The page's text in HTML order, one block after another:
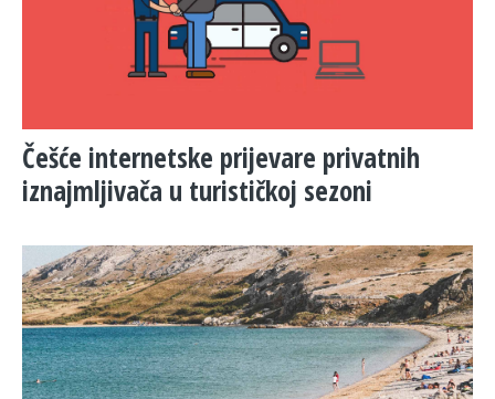
Češće internetske prijevare privatnih
iznajmljivača u turističkoj sezoni